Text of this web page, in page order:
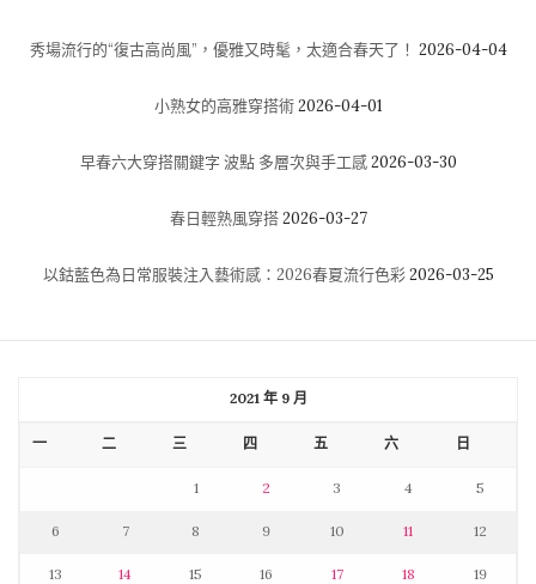
秀場流行的“復古高尚風”，優雅又時髦，太適合春天了！ 2026-04-04
小熟女的高雅穿搭術 2026-04-01
早春六大穿搭關鍵字 波點 多層次與手工感 2026-03-30
春日輕熟風穿搭 2026-03-27
以鈷藍色為日常服裝注入藝術感：2026春夏流行色彩 2026-03-25
2021 年 9 月
一 二 三 四 五 六 日
1 2 3 4 5
6 7 8 9 10 11 12
13 14 15 16 17 18 19